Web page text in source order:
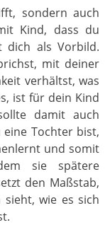
sondern auch
Kind, dass du
dich als Vorbild.
mit deiner
verhältst, was
ist für dein Kind
damit auch
eine Tochter bist,
und somit
sie spätere
den Maßstab,
wie es sich